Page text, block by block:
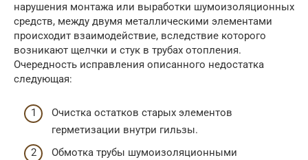
нарушения монтажа или выработки шумоизоляционных
средств, между двумя металлическими элементами
происходит взаимодействие, вследствие которого
возникают щелчки и стук в трубах отопления.
Очередность исправления описанного недостатка
следующая:
Очистка остатков старых элементов
герметизации внутри гильзы.
Обмотка трубы шумоизоляционными